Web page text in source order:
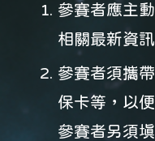
參賽者應主
相關最新資
參賽者須攜
保卡等，以
參賽者另須